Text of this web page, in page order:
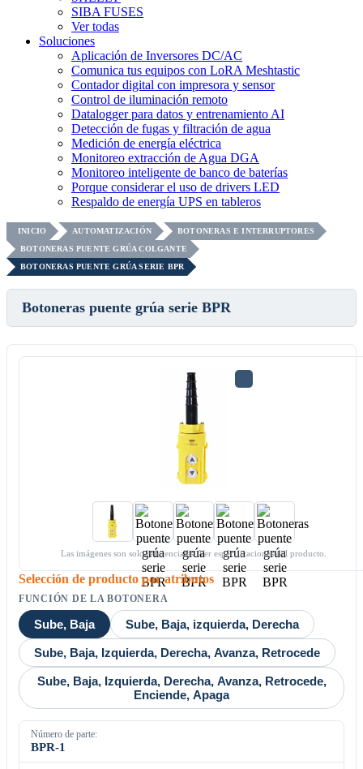
SIBA FUSES
Ver todas
Soluciones
Aplicación de Inversores DC/AC
Comunica tus equipos con LoRA Meshtastic
Contador digital con impresora y sensor
Control de iluminación remoto
Datalogger para datos y entrenamiento AI
Detección de fugas y filtración de agua
Medición de energía eléctrica
Monitoreo extracción de Agua DGA
Monitoreo inteligente de banco de baterías
Porque considerar el uso de drivers LED
Respaldo de energía UPS en tableros
INICIO AUTOMATIZACIÓN
BOTONERAS E INTERRUPTORES
BOTONERAS PUENTE GRÚA COLGANTE
BOTONERAS PUENTE GRÚA SERIE BPR
Botoneras puente grúa serie BPR
Las imágenes son solo referenciales. Ver especificaciones del producto.
Selección de producto por atributos
FUNCIÓN DE LA BOTONERA
Sube, Baja Sube, Baja, izquierda, Derecha
Sube, Baja, Izquierda, Derecha, Avanza, Retrocede
Sube, Baja, Izquierda, Derecha, Avanza, Retrocede,
Enciende, Apaga
Número de parte:
BPR-1